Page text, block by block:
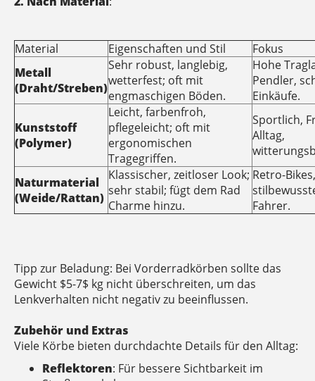
Material Eigenschaften und Stil
Fokus
Metall
(Draht/Streben)
Sehr robust, langlebig,
wetterfest; oft mit
engmaschigen Böden.
Hohe
Pendler,
Einkäufe.
Kunststoff
(Polymer)
Leicht, farbenfroh,
pflegeleicht; oft mit
ergonomischen
Tragegriffen.
Sportlich,
Alltag,
Naturmaterial
(Weide/Rattan)
Klassischer, zeitloser Look;
sehr stabil; fügt dem Rad
Charme hinzu.
Retro-Bikes,
Fahrer.
Tipp zur Beladung: Bei Vorderradkörben sollte das
Gewicht $5-7$ kg nicht überschreiten, um das
Lenkverhalten nicht negativ zu beeinflussen.
Zubehör und Extras
Viele Körbe bieten durchdachte Details für den Alltag:
Reflektoren: Für bessere Sichtbarkeit im